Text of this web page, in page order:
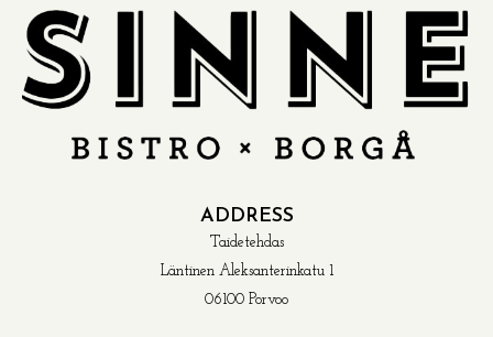
ADDRESS
Taidetehdas
Läntinen Aleksanterinkatu 1
06100 Porvoo